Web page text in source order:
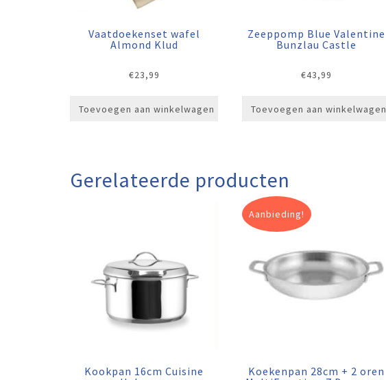
Vaatdoekenset wafel
Almond Klud
€23,99
Toevoegen aan winkelwagen
Zeeppomp Blue Valentine
Bunzlau Castle
€43,99
Toevoegen aan winkelwagen
Gerelateerde producten
Kookpan 16cm Cuisine
Aanbieding!
Koekenpan 28cm + 2 oren